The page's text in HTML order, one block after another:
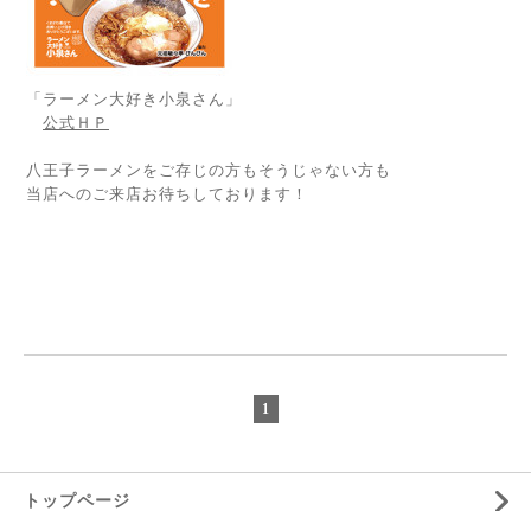
「ラーメン大好き小泉さん」
公式ＨＰ
八王子ラーメンをご存じの方もそうじゃない方も
当店へのご来店お待ちしております！
1
トップページ